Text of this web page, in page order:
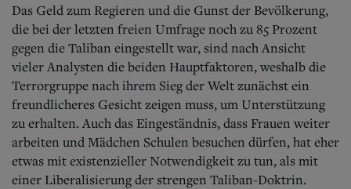
Das Geld zum Regieren und die Gunst der Bevölkerung,
die bei der letzten freien Umfrage noch zu 85 Prozent
gegen die Taliban eingestellt war, sind nach Ansicht
vieler Analysten die beiden Hauptfaktoren, weshalb die
Terrorgruppe nach ihrem Sieg der Welt zunächst ein
freundlicheres Gesicht zeigen muss, um Unterstützung
zu erhalten. Auch das Eingeständnis, dass Frauen weiter
arbeiten und Mädchen Schulen besuchen dürfen, hat eher
etwas mit existenzieller Notwendigkeit zu tun, als mit
einer Liberalisierung der strengen Taliban-Doktrin.